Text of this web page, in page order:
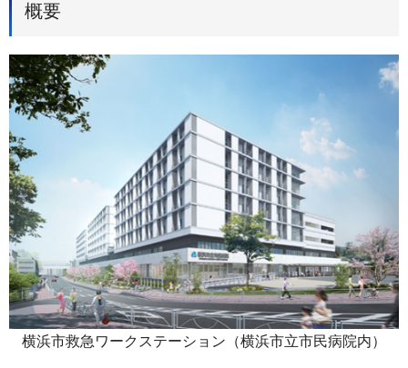
概要
横浜市救急ワークステーション（横浜市立市民病院内）